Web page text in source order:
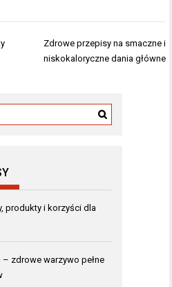
Zdrowe przepisy na smaczne i
niskokaloryczne dania główne
produkty i korzyści dla
zdrowe warzywo pełne